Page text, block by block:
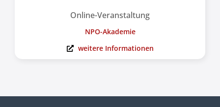
Online-Veranstaltung
NPO-Akademie
weitere Informationen